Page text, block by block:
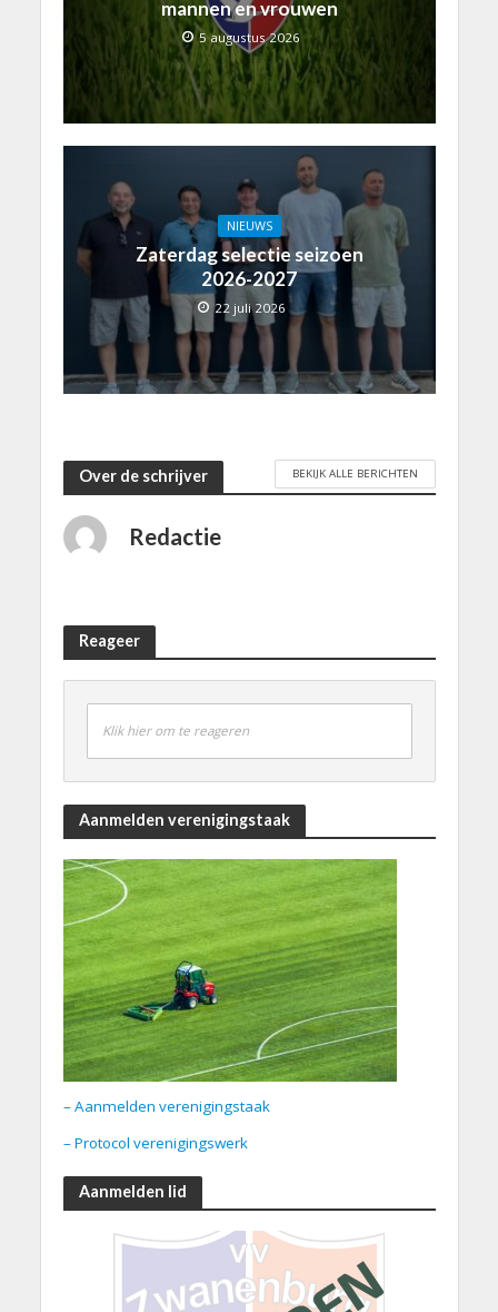
mannen en vrouwen
5 augustus 2026
NIEUWS
Zaterdag selectie seizoen
2026-2027
22 juli 2026
Over de schrijver BEKIJK ALLE BERICHTEN
Redactie
Reageer
Klik hier om te reageren
Aanmelden verenigingstaak
– Aanmelden verenigingstaak
– Protocol verenigingswerk
Aanmelden lid